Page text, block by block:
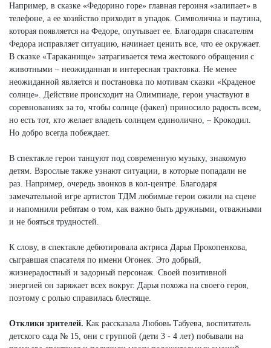
Например, в сказке «Федорино горе» главная героиня «залипает» в
телефоне, а ее хозяйство приходит в упадок. Символична и паутина,
которая появляется на Федоре, опутывает ее. Благодаря спасателям
Федора исправляет ситуацию, начинает ценить все, что ее окружает.
В сказке «Тараканище» затрагивается тема жестокого обращения с
животными – неожиданная и интересная трактовка. Не менее
неожиданной является и постановка по мотивам сказки «Краденое
солнце». Действие происходит на Олимпиаде, герои участвуют в
соревнованиях за то, чтобы солнце (факел) приносило радость всем,
но есть тот, кто желает владеть солнцем единолично, – Крокодил.
Но добро всегда побеждает.
В спектакле герои танцуют под современную музыку, знакомую
детям. Взрослые также узнают ситуации, в которые попадали не
раз. Например, очередь звонков в кол-центре. Благодаря
замечательной игре артистов ТДМ любимые герои ожили на сцене
и напомнили ребятам о том, как важно быть дружными, отважными
и не бояться трудностей.
К слову, в спектакле дебютировала актриса Дарья Прокопенкова,
сыгравшая спасателя по имени Огонек. Это добрый,
жизнерадостный и задорный персонаж. Своей позитивной
энергией он заряжает всех вокруг. Дарья похожа на своего героя,
поэтому с ролью справилась блестяще.
Отклики зрителей. Как рассказала Любовь Табуева, воспитатель
детского сада № 15, они с группой (дети 3 - 4 лет) побывали на